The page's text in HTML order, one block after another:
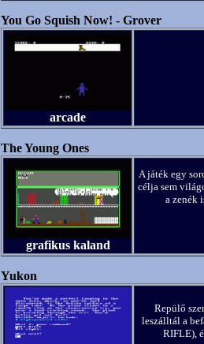
You Go Squish Now! - Grover
arcade
The Young Ones
grafikus kaland
A játék egy
célja sem
a zenék
Yukon
Repülő
leszálltál a
RIFLE),